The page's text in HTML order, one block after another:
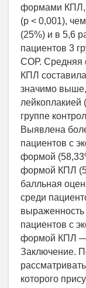
формами КПЛ,
(р < 0,001),
(25%) и в 5,6
пациентов 3
СОР. Средняя
КПЛ
значимо выше,
лейкоплакией
группе
Выявлена
пациентов с
формой
формой КПЛ
балльная
среди
пациентов с
формой КПЛ —
Заключение.
которого